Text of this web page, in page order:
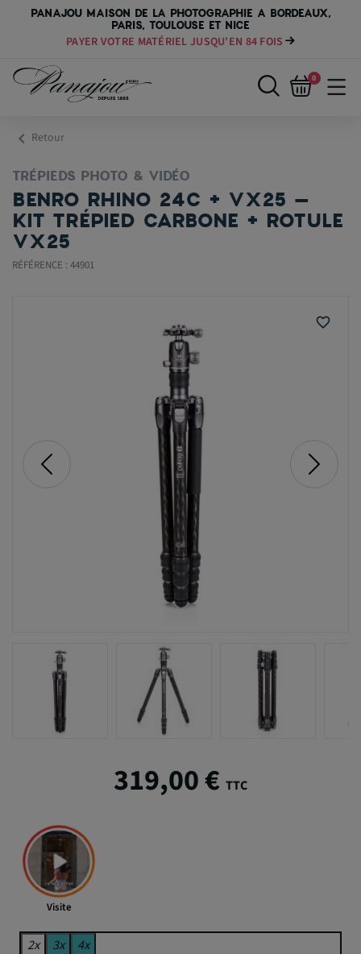
PANAJOU MAISON DE LA PHOTOGRAPHIE A BORDEAUX,
PARIS, TOULOUSE ET NICE
PAYER VOTRE MATÉRIEL JUSQU'EN 84 FOIS
0
chevron_left Retour
TRÉPIEDS PHOTO & VIDÉO
BENRO RHINO 24C + VX25 –
KIT TRÉPIED CARBONE + ROTULE
VX25
RÉFÉRENCE : 44901
favorite_border
319,00 € TTC
Visite
2x 3x 4x